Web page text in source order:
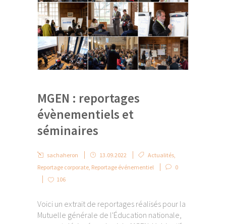
MGEN : reportages
évènementiels et
séminaires
sachaheron 13.09.2022 Actualités,
Reportage corporate, Reportage événementiel
0
106
Voici un extrait de reportages réalisés pour la
Mutuelle générale de l'Éducation nationale,